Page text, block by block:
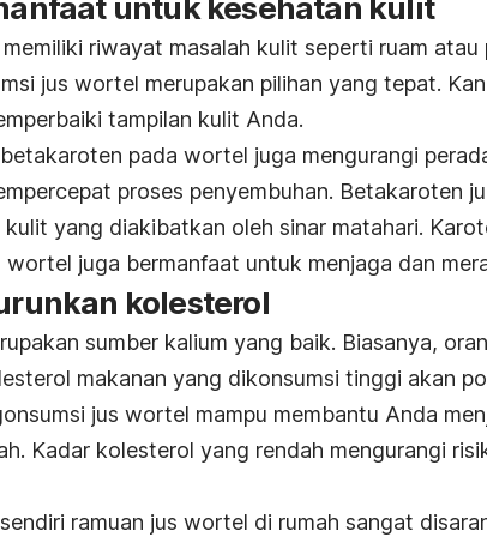
untuk kesehatan kulit
riwayat masalah kulit seperti ruam atau
jus wortel merupakan pilihan yang tepat.
tampilan kulit Anda.
pada wortel juga mengurangi
proses penyembuhan. Betakaroten
kulit yang diakibatkan oleh sinar matahari.
wortel juga bermanfaat untuk menjaga dan
kolesterol
sumber kalium yang baik. Biasanya,
makanan yang dikonsumsi tinggi akan
jus wortel mampu membantu Anda
Kadar kolesterol yang rendah mengurangi
ramuan jus wortel di rumah sangat